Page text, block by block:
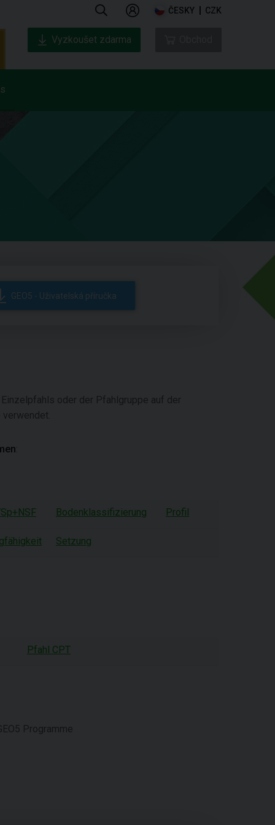
ČESKY CZK
Vyzkoušet zdarma
GEO5 - Uživatelská příručka
oder der Pfahlgruppe auf der
Bodenklassifizierung Profil
Setzung
Pfahl CPT
Programme